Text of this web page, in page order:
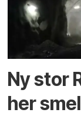
Ny stor
her